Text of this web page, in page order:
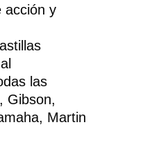
acción y
las
Gibson,
Martin